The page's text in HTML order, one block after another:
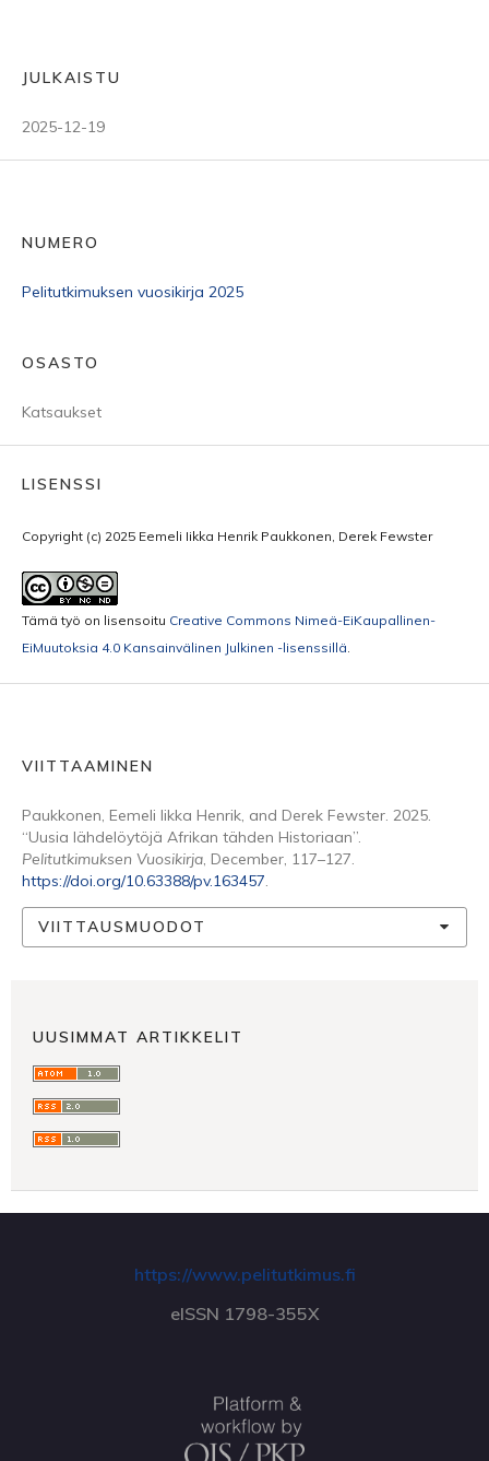
JULKAISTU
2025-12-19
NUMERO
Pelitutkimuksen vuosikirja 2025
OSASTO
Katsaukset
LISENSSI
Copyright (c) 2025 Eemeli Iikka Henrik Paukkonen, Derek Fewster
Tämä työ on lisensoitu Creative Commons Nimeä-EiKaupallinen-
EiMuutoksia 4.0 Kansainvälinen Julkinen -lisenssillä
VIITTAAMINEN
Paukkonen, Eemeli Iikka Henrik, and Derek Fewster. 2025.
“Uusia lähdelöytöjä Afrikan tähden Historiaan”.
Pelitutkimuksen Vuosikirja, December, 117–127.
https://doi.org/10.63388/pv.163457.
VIITTAUSMUODOT
UUSIMMAT ARTIKKELIT
https://www.pelitutkimus.fi
eISSN 1798-355X